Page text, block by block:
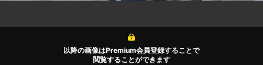
以降の画像はPremium会員登録することで
閲覧することができます